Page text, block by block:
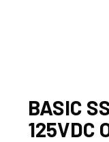
BASIC
125VDC